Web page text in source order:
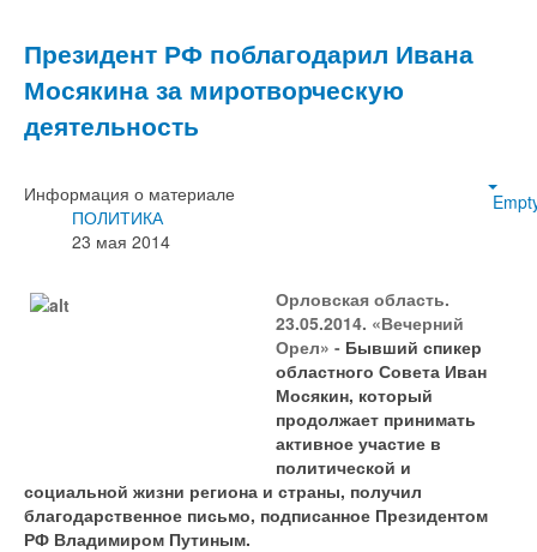
Президент РФ поблагодарил Ивана
Мосякина за миротворческую
деятельность
Информация о материале
ПОЛИТИКА
23 мая 2014
Орловская область.
23.05.2014. «Вечерний
Орел» - Бывший спикер
областного Совета Иван
Мосякин, который
продолжает принимать
активное участие в
политической и
социальной жизни региона и страны, получил
благодарственное письмо, подписанное Президентом
РФ Владимиром Путиным.